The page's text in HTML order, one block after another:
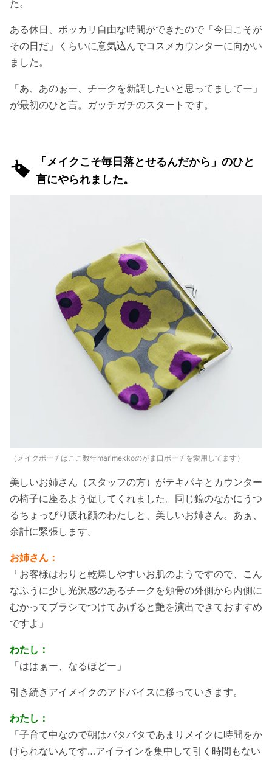
た。
ある休日、ポッカリ自由な時間ができたので「今日こそが
その日だ」くらいに意気込んでコスメカウンターに向かい
ました。
「あ、あのぉー、チークを新調したいと思ってましてー」
が最初のひと言。ガッチガチのスタートです。
「メイクこそ毎日落とせるんだから」のひと
言にやられました。
（メイクポーチはここ数年marimekkoのがま口ポーチを愛用してます）
美しいお姉さん（スタッフの方）がテキパキとカウンター
の椅子に座るよう促してくれました。同じ鏡のなかにうつ
るちょっぴり疲れ顔のわたしと、美しいお姉さん。あぁ、
余計に緊張します。
お姉さん：
「お客様はわりと乾燥しやすいお肌のようですので、こん
なふうに少し光沢感のあるチークを頬骨の外側から内側に
むかってブラシでつけてあげると艶を演出できておすすめ
ですよ」
わたし：
「ははぁー、なるほどー」
引き続きアイメイクのアドバイスに移っていきます。
わたし：
「子育て中なので朝はバタバタであまりメイクに時間をか
けられないんです…アイラインを集中して引く時間もない